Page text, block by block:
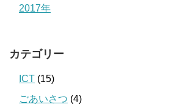
2017年
カテゴリー
ICT (15)
ごあいさつ (4)